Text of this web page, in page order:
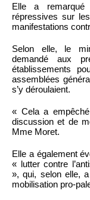
Elle a remarqué
répressives sur
manifestations
Selon elle, le
demandé aux
établissements
assemblées
s’y déroulaient.
« Cela a
discussion et de
Mme Moret.
Elle a également
« lutter contre
», qui, selon elle,
mobilisation pro-